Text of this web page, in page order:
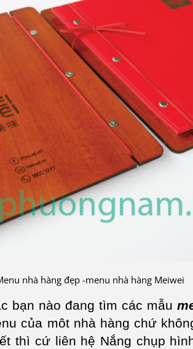
nhà hàng đẹp -menu nhà hàng Meiwei
bạn nào đang tìm các mẫu
của môt nhà hàng chứ
thì cứ liên hệ Nắng chụp